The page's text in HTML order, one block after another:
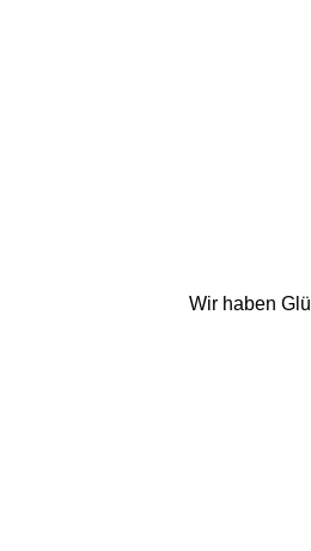
Wir haben